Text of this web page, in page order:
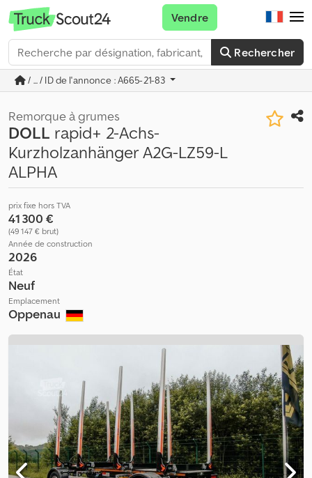
Rechercher
Vendre
/ ... / ID de l'annonce : A665-21-83
Remorque à grumes
DOLL rapid+ 2-Achs-
Kurzholzanhänger A2G-LZ59-L
ALPHA
prix fixe hors TVA
41 300 €
(49 147 € brut)
Année de construction
2026
État
Neuf
Emplacement
Oppenau